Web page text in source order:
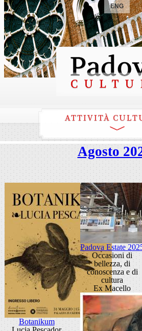
ENG
ATTIVITÀ
Agosto
Botanikum
Padova Estate
Occasioni di
bellezza, di
conoscenza e di
cultura
Ex Macello